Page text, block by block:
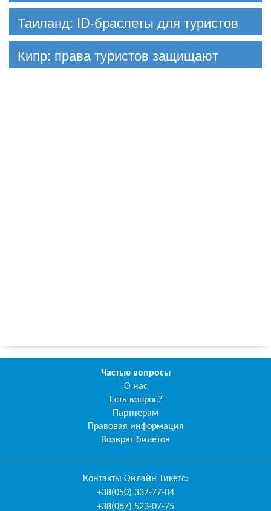
Таиланд: ID-браслеты для туристов
Кипр: права туристов защищают
Частые вопросы
О нас
Есть вопрос?
Партнерам
Правовая информация
Возврат билетов
Контакты Онлайн Тикетс:
+38(050) 337-77-04
+38(067) 523-07-75